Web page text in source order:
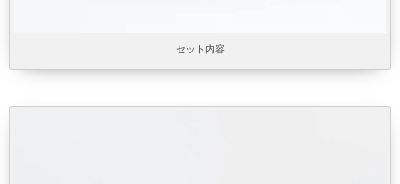
セット内容